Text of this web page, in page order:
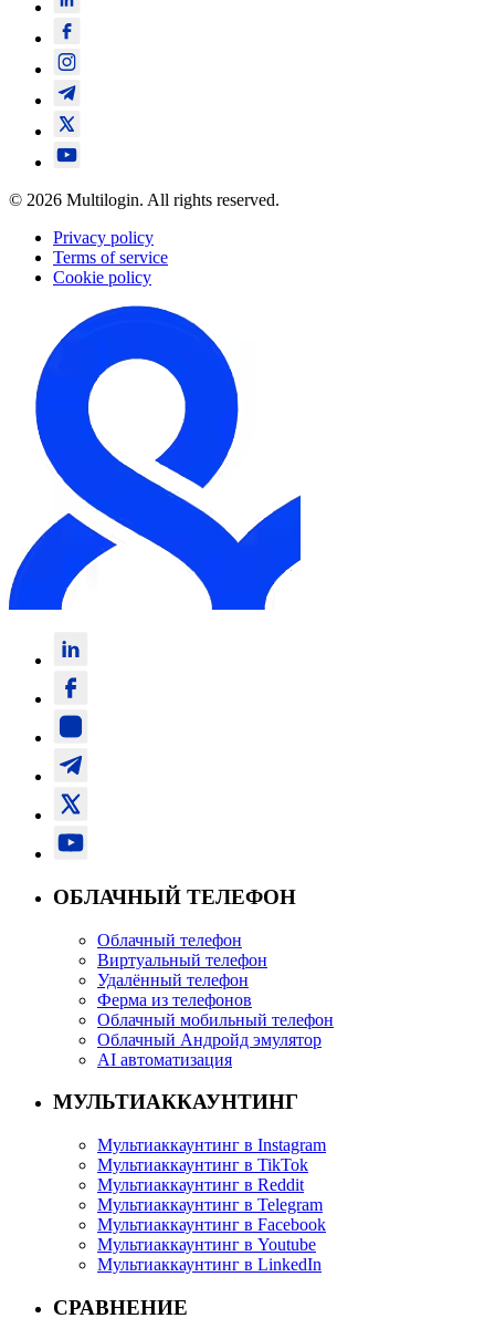
© 2026 Multilogin. All rights reserved.
Privacy policy
Terms of service
Cookie policy
ОБЛАЧНЫЙ ТЕЛЕФОН
Облачный телефон
Виртуальный телефон
Удалённый телефон
Ферма из телефонов
Облачный мобильный телефон
Облачный Андройд эмулятор
AI автоматизация
МУЛЬТИАККАУНТИНГ
Мультиаккаунтинг в Instagram
Мультиаккаунтинг в TikTok
Мультиаккаунтинг в Reddit
Мультиаккаунтинг в Telegram
Мультиаккаунтинг в Facebook
Мультиаккаунтинг в Youtube
Мультиаккаунтинг в LinkedIn
СРАВНЕНИЕ